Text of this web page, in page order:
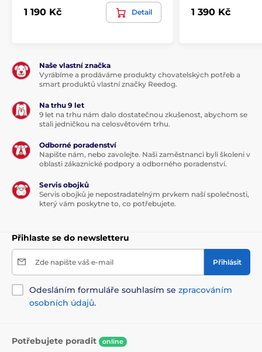
Cestování Tašky pro psy a kočky
1 190 Kč Detail 1 390 Kč
Naše vlastní značka
Vyrábíme a prodáváme produkty chovatelských potřeb a
smart produktů vlastní značky Reedog.
Na trhu 9 let
9 let na trhu nám dalo dostatečnou zkušenost, abychom se
stali jedničkou na celosvětovém trhu.
Odborné poradenství
Napište nám, nebo zavolejte. Naši zaměstnanci byli školeni v
oblasti zákaznické podpory a odborného poradenství.
Servis obojků
Servis obojků je nepostradatelným prvkem naší společnosti,
který vám poskytne to, co potřebujete.
Přihlaste se do newsletteru
Zde napište váš e-mail Přihlásit
Odesláním formuláře souhlasím se zpracováním
osobních údajů.
Potřebujete poradit online